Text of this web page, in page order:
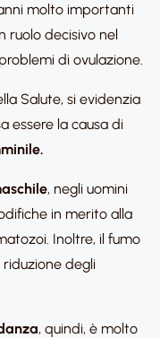
molto importanti
ruolo decisivo nel
di ovulazione.
Salute, si evidenzia
essere la causa di
, negli uomini
in merito alla
Inoltre, il fumo
degli
, quindi, è molto